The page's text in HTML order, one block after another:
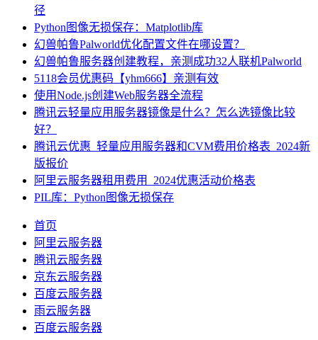
径
Python图像无损保存：Matplotlib库
幻兽帕鲁Palworld优化配置文件在哪设置？
幻兽帕鲁服务器创建教程，亲测成功32人联机Palworld
5118会员优惠码【yhm666】亲测有效
使用Node.js创建Web服务器全流程
腾讯云轻量应用服务器镜像是什么？怎么选镜像比较
好？
腾讯云优惠_轻量应用服务器和CVM费用价格表_2024新
版报价
阿里云服务器租用费用_2024优惠活动价格表
PIL库：Python图像无损保存
首页
阿里云服务器
腾讯云服务器
京东云服务器
百度云服务器
雨云服务器
百度云服务器